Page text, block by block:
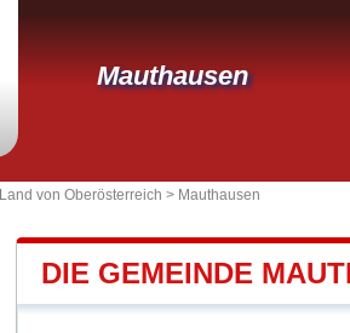
Mauthausen
Land von Oberösterreich > Mauthausen
DIE GEMEINDE